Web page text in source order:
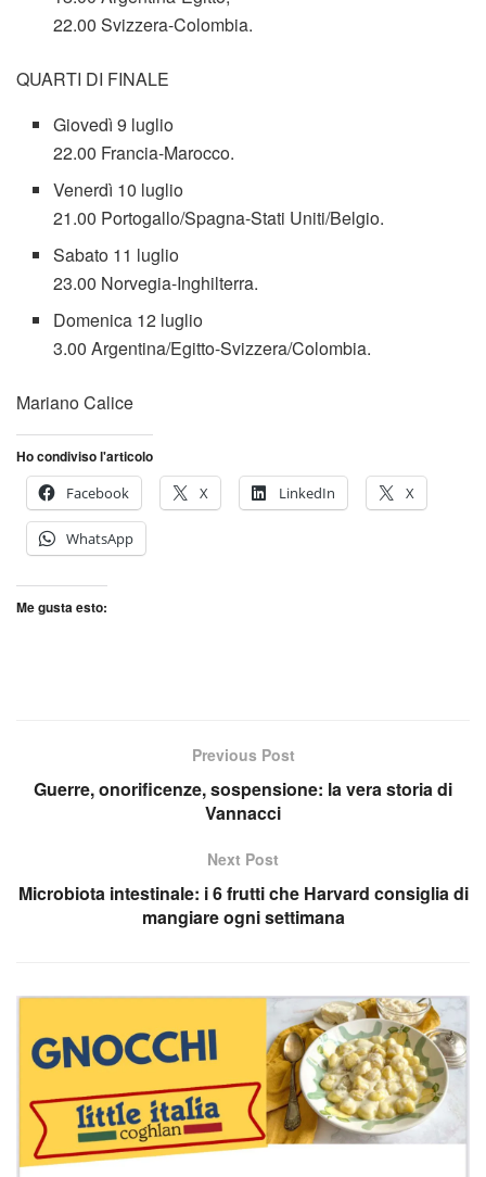
22.00 Svizzera-Colombia.
QUARTI DI FINALE
Giovedì 9 luglio
22.00 Francia-Marocco.
Venerdì 10 luglio
21.00 Portogallo/Spagna-Stati Uniti/Belgio.
Sabato 11 luglio
23.00 Norvegia-Inghilterra.
Domenica 12 luglio
3.00 Argentina/Egitto-Svizzera/Colombia.
Mariano Calice
Ho condiviso l'articolo
Facebook
X LinkedIn X
WhatsApp
Me gusta esto:
Previous Post
Guerre, onorificenze, sospensione: la vera storia di
Vannacci
Next Post
Microbiota intestinale: i 6 frutti che Harvard consiglia di
mangiare ogni settimana